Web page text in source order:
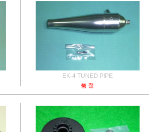
EK-4 TUNED PIPE
품 절